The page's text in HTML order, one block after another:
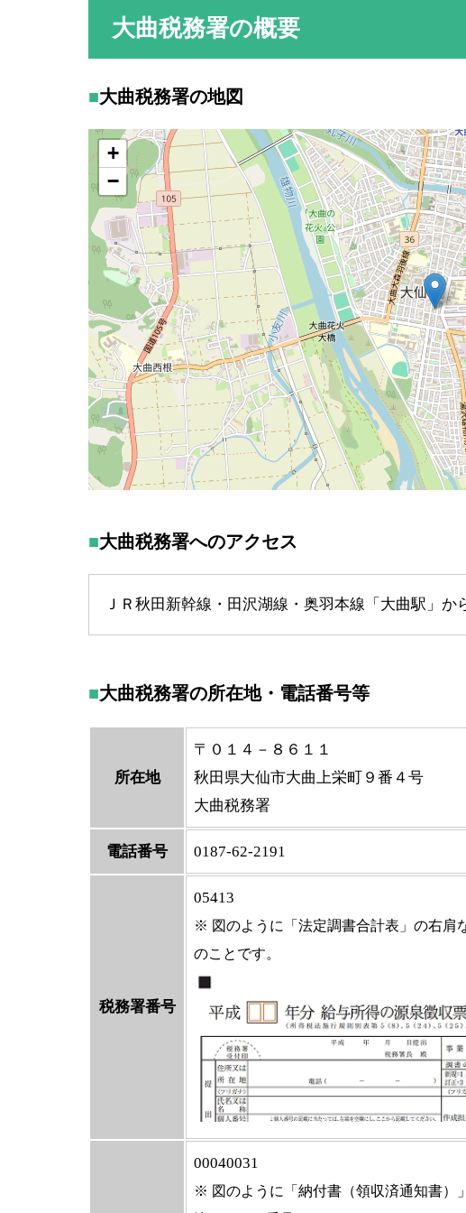
大曲税務署の概要
大曲税務署の地図
大曲税務署へのアクセス
ＪＲ秋田新幹線・田沢湖線・奥羽本線「大曲駅」か
大曲税務署の所在地・電話番号等
所在地
〒０１４－８６１１
秋田県大仙市大曲上栄町９番４号
大曲税務署
電話番号 0187-62-2191
税務署番号
05413
※ 図のように「法定調書合計表」の右肩
のことです。
00040031
※ 図のように「納付書（領収済通知書）